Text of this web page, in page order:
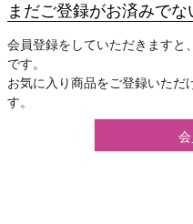
まだご登録がお済みでな
会員登録をしていただきますと
です。
お気に入り商品をご登録いただ
す。